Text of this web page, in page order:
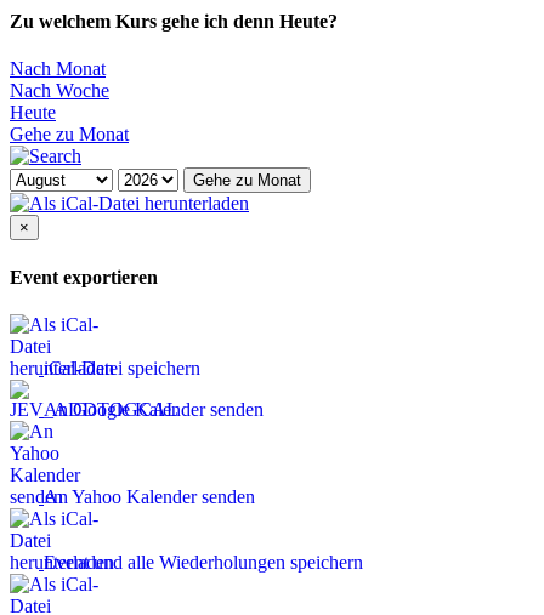
Zu welchem Kurs gehe ich denn Heute?
Nach Monat
Nach Woche
Heute
Gehe zu Monat
Gehe zu Monat
×
Event exportieren
iCal-Datei speichern
An Google Kalender senden
An Yahoo Kalender senden
Event und alle Wiederholungen speichern